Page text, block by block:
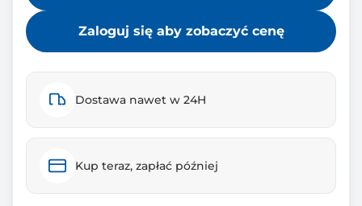
Zaloguj się aby zobaczyć cenę
Dostawa nawet w 24H
Kup teraz, zapłać później